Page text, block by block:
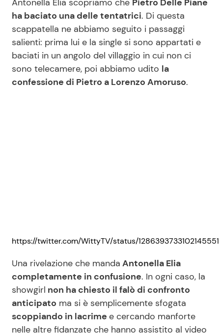
Antonella Elia scopriamo che Pietro Delle Piane
ha baciato una delle tentatrici. Di questa
scappatella ne abbiamo seguito i passaggi
salienti: prima lui e la single si sono appartati e
baciati in un angolo del villaggio in cui non ci
sono telecamere, poi abbiamo udito la
confessione di Pietro a Lorenzo Amoruso.
https://twitter.com/WittyTV/status/1286393733102145551
Una rivelazione che manda Antonella Elia
completamente in confusione. In ogni caso, la
showgirl non ha chiesto il falò di confronto
anticipato ma si è semplicemente sfogata
scoppiando in lacrime e cercando manforte
nelle altre fidanzate che hanno assistito al video